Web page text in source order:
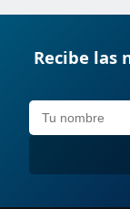
Recibe las